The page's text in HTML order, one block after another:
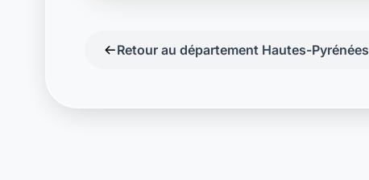
Retour au département Hautes-Pyrénées